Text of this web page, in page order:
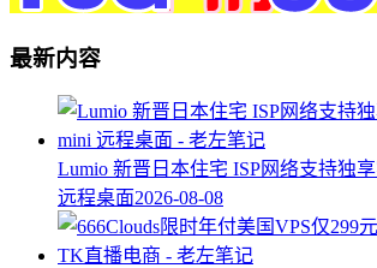
最新内容
Lumio 新晋日本住宅 ISP网络支持独
远程桌面2026-08-08